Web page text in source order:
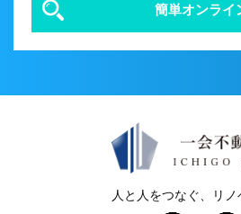
簡単オンライ
人と人をつなぐ、リノ